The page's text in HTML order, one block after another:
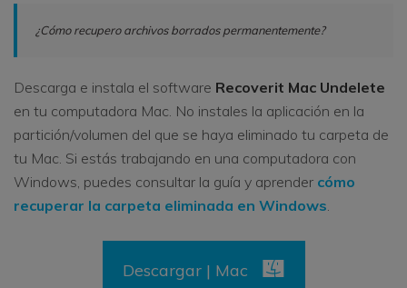
¿Cómo recupero archivos borrados permanentemente?
Descarga e instala el software Recoverit Mac Undelete
en tu computadora Mac. No instales la aplicación en la
partición/volumen del que se haya eliminado tu carpeta de
tu Mac. Si estás trabajando en una computadora con
Windows, puedes consultar la guía y aprender cómo
recuperar la carpeta eliminada en Windows.
Descargar | Mac